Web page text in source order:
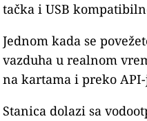
tačka i USB
Jednom kada se
vazduha u realnom
na kartama i preko
Stanica dolazi sa